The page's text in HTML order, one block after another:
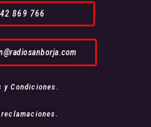
869 766
y Condiciones.